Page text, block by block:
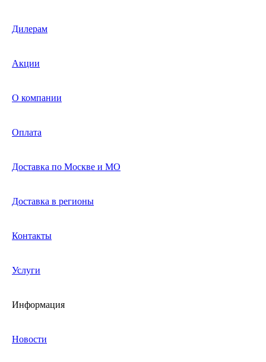
Дилерам
Акции
О компании
Оплата
Доставка по Москве и МО
Доставка в регионы
Контакты
Услуги
Информация
Новости